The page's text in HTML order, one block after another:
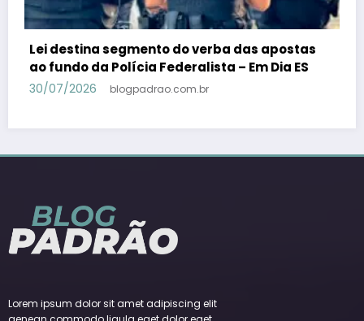
PSB confirma Geraldo Alckmin porquê
candidato a vice-presidente na fórmula com
Lula – Em Dia ES